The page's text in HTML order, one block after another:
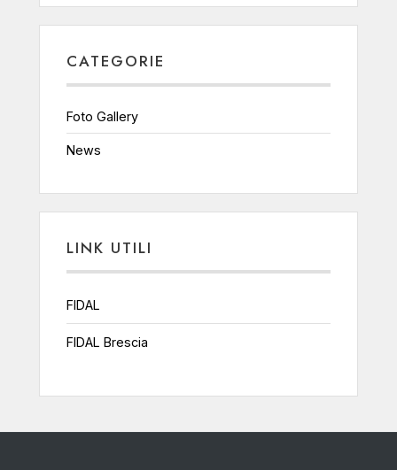
CATEGORIE
Foto Gallery
News
LINK UTILI
FIDAL
FIDAL Brescia